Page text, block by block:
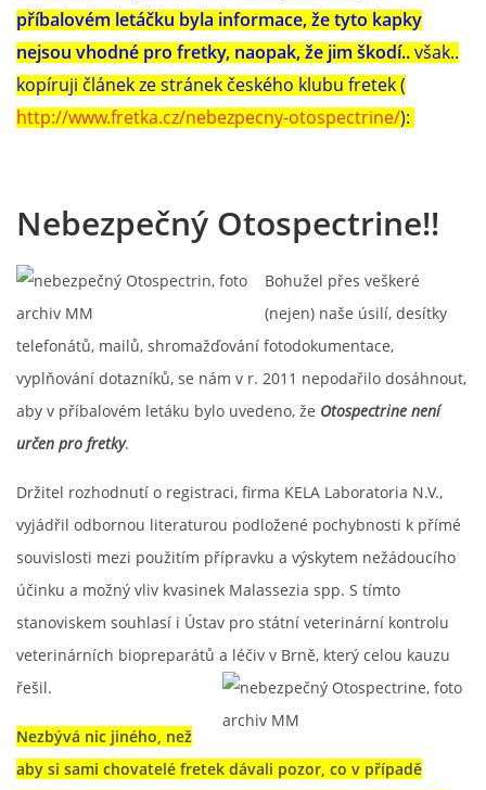
příbalovém letáčku byla informace, že tyto kapky
nejsou vhodné pro fretky, naopak, že jim škodí..však..
kopíruji článek ze stránek českého klubu fretek (
http://www.fretka.cz/nebezpecny-otospectrine/):
Nebezpečný Otospectrine!!
Bohužel přes veškeré
(nejen) naše úsilí, desítky
telefonátů, mailů, shromažďování fotodokumentace,
vyplňování dotazníků, se nám v r. 2011 nepodařilo dosáhnout,
aby v příbalovém letáku bylo uvedeno, že Otospectrine není
určen pro fretky.
Držitel rozhodnutí o registraci, firma KELA Laboratoria N.V.,
vyjádřil odbornou literaturou podložené pochybnosti k přímé
souvislosti mezi použitím přípravku a výskytem nežádoucího
účinku a možný vliv kvasinek Malassezia spp. S tímto
stanoviskem souhlasí i Ústav pro státní veterinární kontrolu
veterinárních biopreparátů a léčiv v Brně, který celou kauzu
řešil.
Nezbývá nic jiného, než
aby si sami chovatelé fretek dávali pozor, co v případě